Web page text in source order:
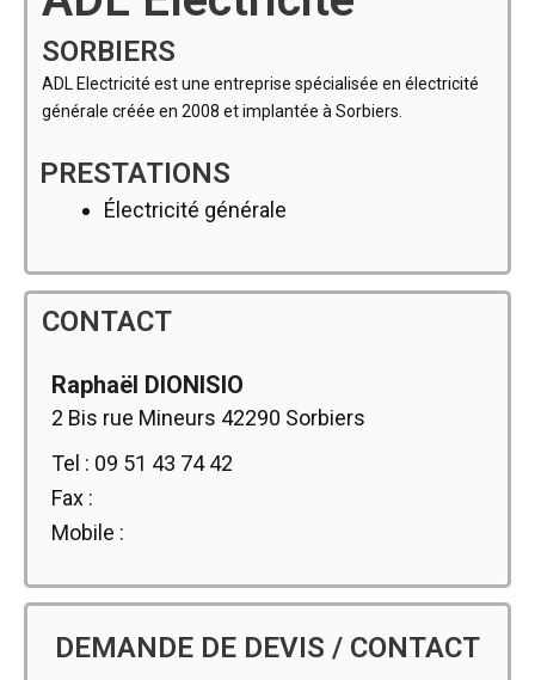
SORBIERS
ADL Electricité est une entreprise spécialisée en électricité
générale créée en 2008 et implantée à Sorbiers.
PRESTATIONS
Électricité générale
CONTACT
Raphaël DIONISIO
2 Bis rue Mineurs 42290 Sorbiers
Tel : 09 51 43 74 42
Fax :
Mobile :
DEMANDE DE DEVIS / CONTACT